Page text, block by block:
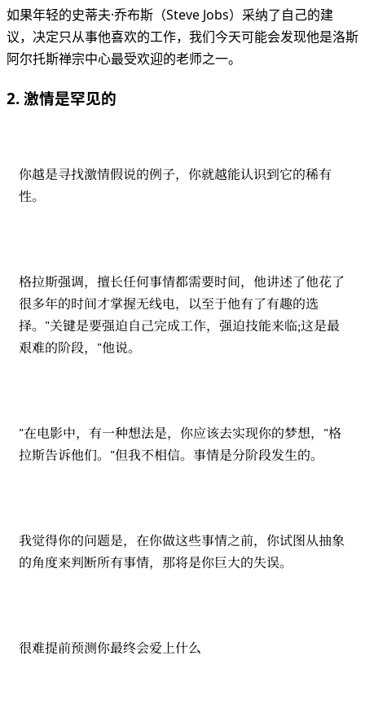
如果年轻的史蒂夫·乔布斯（Steve Jobs）采纳了自己的建
议，决定只从事他喜欢的工作，我们今天可能会发现他是洛斯
阿尔托斯禅宗中心最受欢迎的老师之一。
2. 激情是罕见的
你越是寻找激情假说的例子，你就越能认识到它的稀有
性。
格拉斯强调，擅长任何事情都需要时间，他讲述了他花了
很多年的时间才掌握无线电，以至于他有了有趣的选
择。"关键是要强迫自己完成工作，强迫技能来临;这是最
艰难的阶段，"他说。
"在电影中，有一种想法是，你应该去实现你的梦想，"格
拉斯告诉他们。"但我不相信。事情是分阶段发生的。
我觉得你的问题是，在你做这些事情之前，你试图从抽象
的角度来判断所有事情，那将是你巨大的失误。
很难提前预测你最终会爱上什么